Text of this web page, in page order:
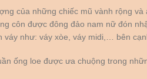
của những chiếc mũ vành rộng và
côn được đông đảo nam nữ đón
váy như: váy xòe, váy midi,… bên
ống loe được ưa chuộng trong